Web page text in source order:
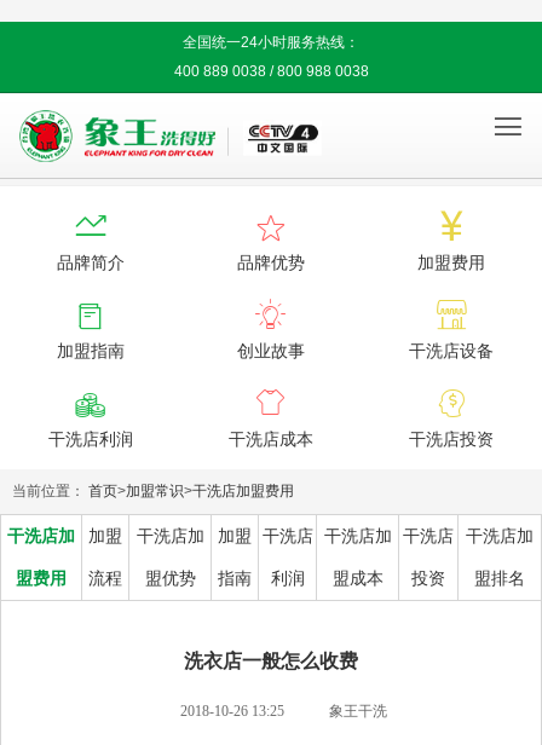
全国统一24小时服务热线：
400 889 0038 / 800 988 0038


品牌简介

品牌优势

加盟费用

加盟指南

创业故事

干洗店设备

干洗店利润

干洗店成本

干洗店投资
当前位置： 首页>加盟常识>干洗店加盟费用
干洗店加
盟费用
加盟
流程
干洗店加
盟优势
加盟
指南
干洗店
利润
干洗店加
盟成本
干洗店
投资
干洗店加
盟排名
洗衣店一般怎么收费
2018-10-26 13:25 象王干洗